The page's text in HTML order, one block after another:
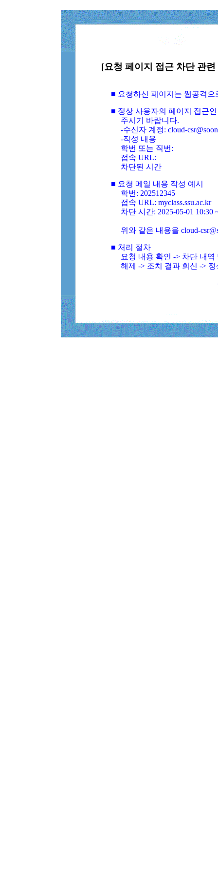
[요청 페이지 접근 차단 관
■ 요청하신 페이지는 웹공격
■ 정상 사용자의 페이지 접근
주시기 바랍니다.
-수신자 계정: cloud-
-작성 내용
학번 또는 직번:
접속 URL:
차단된 시간
■ 요청 메일 내용 작성 예시
학번: 202512345
접속 URL: myclass.ssu.ac.kr
차단 시간: 2025-05-01 10:30
위와 같은 내용을 cloud-
■ 처리 절차
요청 내용 확인 -> 차단 내
해제 -> 조치 결과 회신 ->